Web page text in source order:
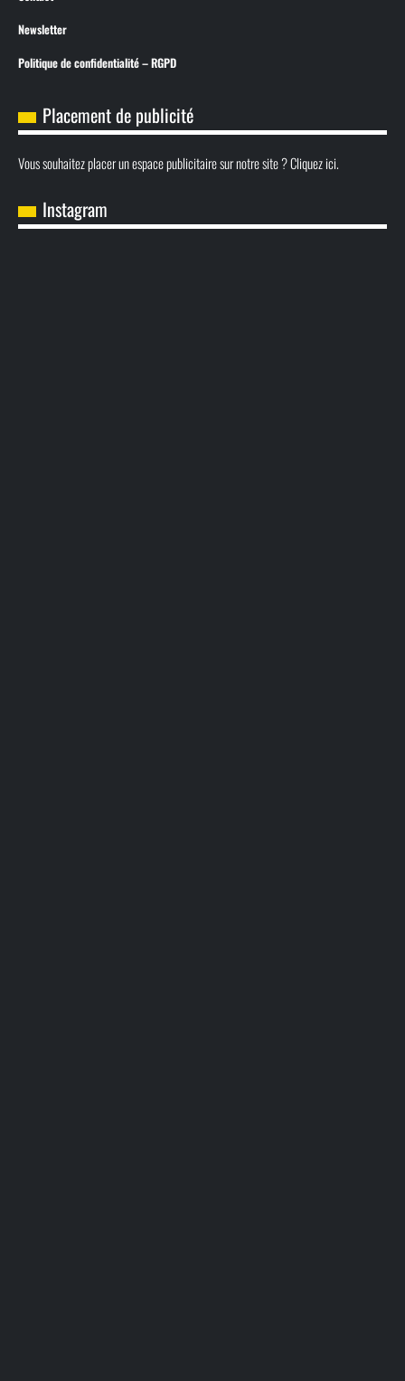
Newsletter
Politique de confidentialité – RGPD
Placement de publicité
Vous souhaitez placer un espace publicitaire sur notre site ? Cliquez ici.
Instagram